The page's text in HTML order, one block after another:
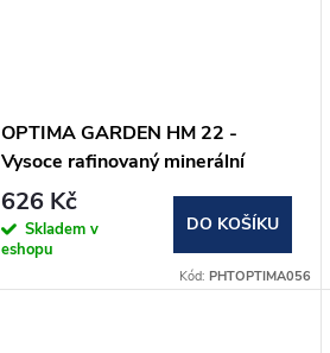
OPTIMA GARDEN HM 22 -
Vysoce rafinovaný minerální
hydraulický olej 5l
626 Kč
Skladem v
eshopu
DO KOŠÍKU
Kód: PHTOPTIMA056